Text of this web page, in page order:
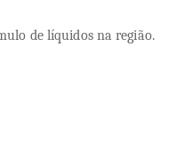
de líquidos na região.